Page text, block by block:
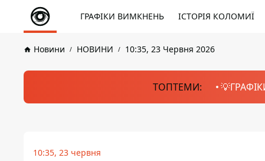
ГРАФІКИ ВИМКНЕНЬ ІСТОРІЯ КОЛОМИЇ
Новини НОВИНИ 10:35, 23 Червня 2026
ТОПТЕМИ:
10:35, 23 червня